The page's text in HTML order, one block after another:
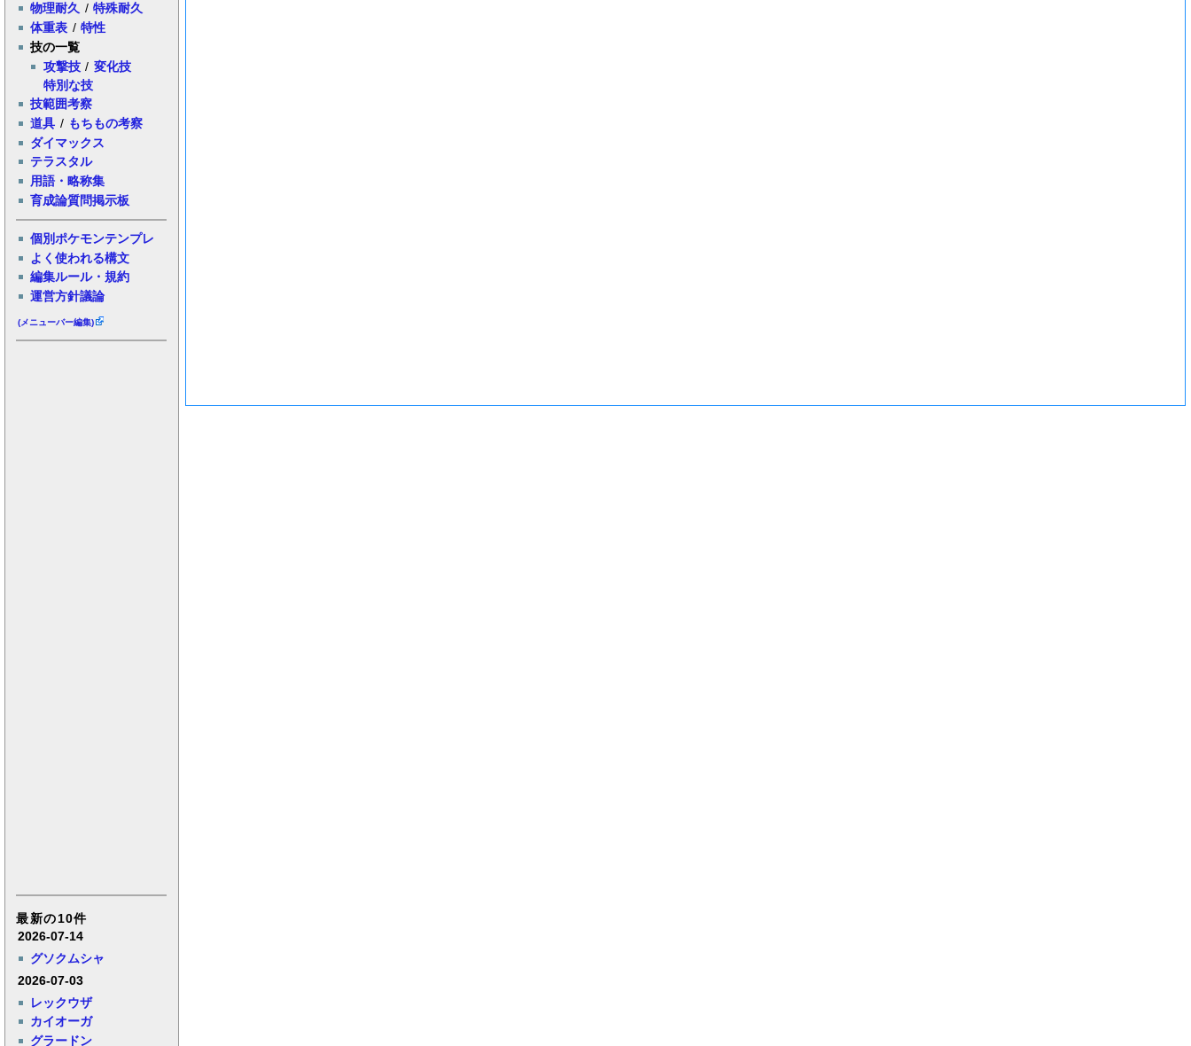
物理耐久 / 特殊耐久
体重表 / 特性
技の一覧
攻撃技 / 変化技
特別な技
技範囲考察
道具 / もちもの考察
ダイマックス
テラスタル
用語・略称集
育成論質問掲示板
個別ポケモンテンプレ
よく使われる構文
編集ルール・規約
運営方針議論
(メニューバー編集)
最新の10件
2026-07-14
グソクムシャ
2026-07-03
レックウザ
カイオーガ
グラードン